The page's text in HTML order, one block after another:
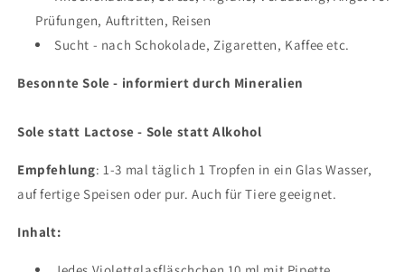
Prüfungen, Auftritten, Reisen
Sucht - nach Schokolade, Zigaretten, Kaffee etc.
Besonnte Sole - informiert durch Mineralien
Sole statt Lactose - Sole statt Alkohol
Empfehlung: 1-3 mal täglich 1 Tropfen in ein Glas Wasser,
auf fertige Speisen oder pur. Auch für Tiere geeignet.
Inhalt: